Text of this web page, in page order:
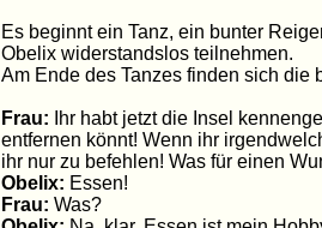
Es beginnt ein Tanz, ein bunter
Obelix widerstandslos teilnehmen.
Am Ende des Tanzes finden sich die
Frau: Ihr habt jetzt die Insel
entfernen könnt! Wenn ihr
ihr nur zu befehlen! Was für einen
Obelix: Essen!
Frau: Was?